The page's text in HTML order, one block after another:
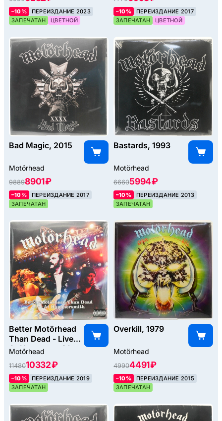
–10%
ПЕРЕИЗДАНИЕ 2023
ЗАПЕЧАТАН
ЦВЕТНОЙ
–10%
ПЕРЕИЗДАНИЕ 2017
ЗАПЕЧАТАН
ЦВЕТНОЙ
Bad Magic, 2015
Motörhead
98898901 ₽
–10%
ПЕРЕИЗДАНИЕ 2017
ЗАПЕЧАТАН
Bastards, 1993
Motörhead
66605994 ₽
–10%
ПЕРЕИЗДАНИЕ 2013
ЗАПЕЧАТАН
Better Motörhead
Than Dead - Live
At Hammersmith
Motörhead
1148010332 ₽
–10%
ПЕРЕИЗДАНИЕ 2019
ЗАПЕЧАТАН
Overkill, 1979
Motörhead
49904491 ₽
–10%
ПЕРЕИЗДАНИЕ 2015
ЗАПЕЧАТАН